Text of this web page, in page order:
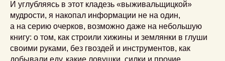
И углубляясь в этот кладезь «выживальщицкой»
мудрости, я накопал информации не на один,
а на серию очерков, возможно даже на небольшую
книгу: о том, как строили хижины и землянки в глуши
своими руками, без гвоздей и инструментов, как
добывали еду, какие ловушки, силки и прочие